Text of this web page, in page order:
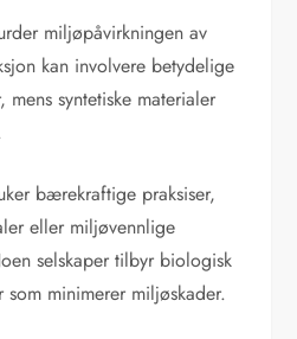
miljøpåvirkningen av
kan involvere betydelige
mens syntetiske materialer
bærekraftige praksiser,
eller miljøvennlige
selskaper tilbyr biologisk
som minimerer miljøskader.